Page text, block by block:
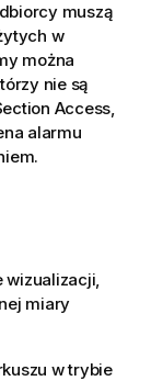
muszą
w
można
nie są
Access,
alarmu
wizualizacji,
miary
w trybie